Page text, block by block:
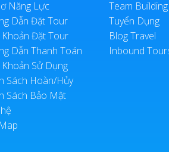
Năng Lực
Dẫn Đặt Tour
Đặt Tour
Dẫn Thanh Toán
Sử Dụng
Sách Hoàn/Hủy
Sách Bảo Mật
Team Building
Tuyển Dụng
Blog Travel
Inbound